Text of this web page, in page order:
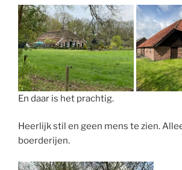
En daar is het prachtig.
Heerlijk stil en geen mens te zien.
boerderijen.